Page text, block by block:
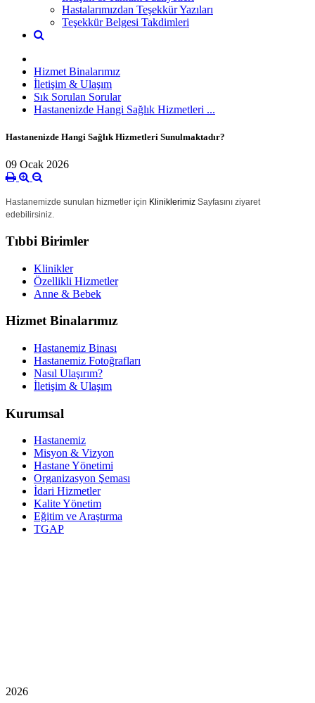
Hastalarımızdan Teşekkür Yazıları
Teşekkür Belgesi Takdimleri
Hizmet Binalarımız
İletişim & Ulaşım
Sık Sorulan Sorular
Hastanenizde Hangi Sağlık Hizmetleri ...
Hastanenizde Hangi Sağlık Hizmetleri Sunulmaktadır?
09 Ocak 2026
Hastanemizde sunulan hizmetler için Kliniklerimiz Sayfasını ziyaret
edebilirsiniz.
Tıbbi Birimler
Klinikler
Özellikli Hizmetler
Anne & Bebek
Hizmet Binalarımız
Hastanemiz Binası
Hastanemiz Fotoğrafları
Nasıl Ulaşırım?
İletişim & Ulaşım
Kurumsal
Hastanemiz
Misyon & Vizyon
Hastane Yönetimi
Organizasyon Şeması
İdari Hizmetler
Kalite Yönetim
Eğitim ve Araştırma
TGAP
2026